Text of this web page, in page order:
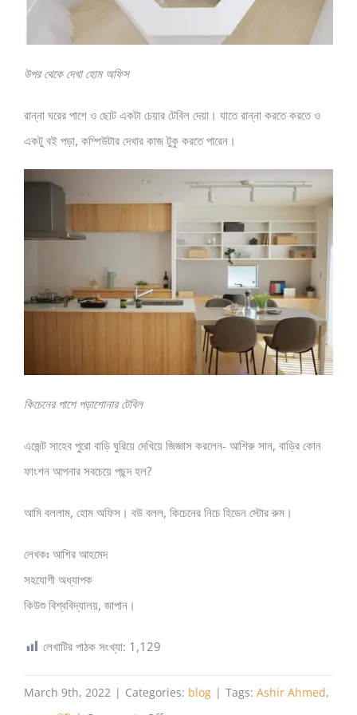
উপর থেকে দেখা হোম অফিস
রান্না ঘরের পাশে ও ছোট একটা চেয়ার টেবিল দেয়া। যাতে রান্না করতে করতে ও
একটু বই পড়া, কম্পিউটার দেখার কাজ টুকু করতে পারেন।
কিচেনের পাশে পড়াশোনার টেবিল
এজেন্ট সাহেব পুরো বাড়ি ঘুরিয়ে দেখিয়ে জিজ্ঞাস করলেন- আশিরু সান, বাড়ির কোন
ফাংশন আপনার সবচেয়ে পছন্দ হল?
আমি বললাম, হোম অফিস। বউ বলল, কিচেনের নিচে হিডেন স্টোর রুম।
লেখকঃ আশির আহমেদ
সহযোগী অধ্যাপক
কিউশু বিশ্ববিদ্যালয়, জাপান।
লেখাটির পাঠক সংখ্যা: 1,129
March 9th, 2022 | Categories: blog | Tags: Ashir Ahmed,